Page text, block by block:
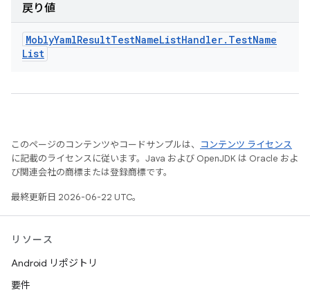
戻り値
MoblyYamlResultTestNameListHandler. TestName
List
このページのコンテンツやコードサンプルは、
コンテンツ ライセンス
に記載のライセンスに従います。Java および OpenJDK は Oracle およ
び関連会社の商標または登録商標です。
最終更新日 2026-06-22 UTC。
リソース
Android リポジトリ
要件